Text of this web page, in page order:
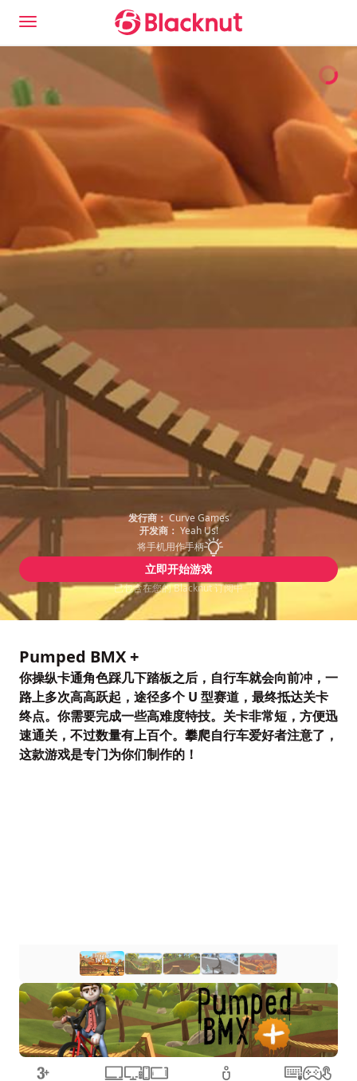
发行商：Curve Games
开发商： Yeah Us!
将手机用作手柄
立即开始游戏
已包含在您的 Blacknut 订阅中
Pumped BMX +
你操纵卡通角色踩几下踏板之后，自行车就会向前冲，一
路上多次高高跃起，途径多个 U 型赛道，最终抵达关卡
终点。你需要完成一些高难度特技。关卡非常短，方便迅
速通关，不过数量有上百个。攀爬自行车爱好者注意了，
这款游戏是专门为你们制作的！